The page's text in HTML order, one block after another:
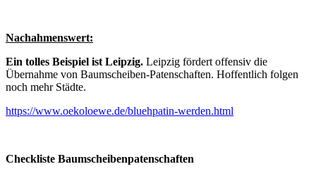
Nachahmenswert:
Ein tolles Beispiel ist Leipzig. Leipzig fördert offensiv die
Übernahme von Baumscheiben-Patenschaften. Hoffentlich folgen
noch mehr Städte.
https://www.oekoloewe.de/bluehpatin-werden.html
Checkliste Baumscheibenpatenschaften